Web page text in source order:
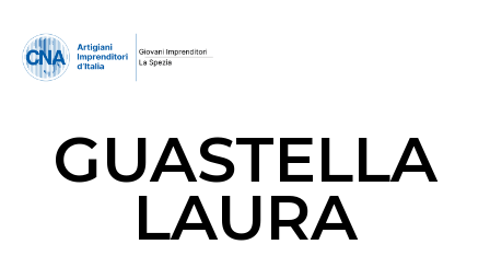
GUASTELLA
LAURA